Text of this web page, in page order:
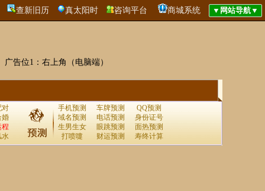
查新旧历 真太阳时 咨询平台 商城系统
广告位1：右上角（电脑端）
对
婚
程
水
手机预测 车牌预测
QQ预测
域名预测
电话预测
身份证号
生男生女
眼跳预测
面热预测
打喷嚏
财运预测 寿终计算